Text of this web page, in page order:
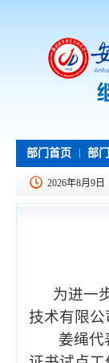
部门首页 部
2026年8月9日
为进一步
技术有限
姜绳代